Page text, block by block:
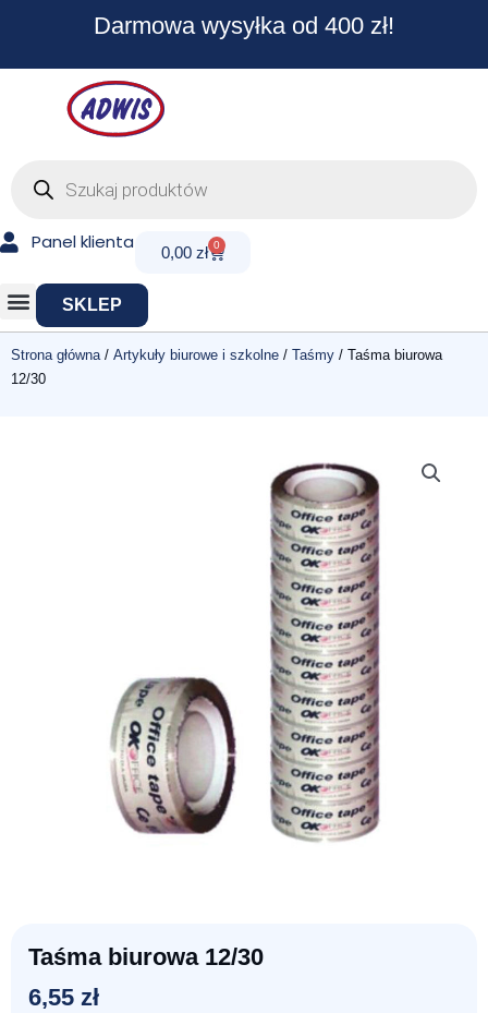
Darmowa wysyłka od 400 zł!
Panel klienta 0,00 zł 0
Cart
SKLEP
Strona główna / Artykuły biurowe i szkolne / Taśmy / Taśma biurowa
12/30
Taśma biurowa 12/30
6,55 zł